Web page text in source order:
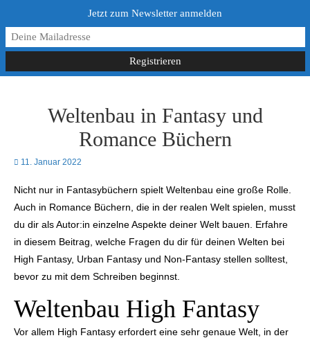
Weltenbau in Fantasy und
Romance Büchern
11. Januar 2022
Nicht nur in Fantasybüchern spielt Weltenbau eine große Rolle.
Auch in Romance Büchern, die in der realen Welt spielen, musst
du dir als Autor:in einzelne Aspekte deiner Welt bauen. Erfahre
in diesem Beitrag, welche Fragen du dir für deinen Welten bei
High Fantasy, Urban Fantasy und Non-Fantasy stellen solltest,
bevor zu mit dem Schreiben beginnst.
Weltenbau High Fantasy
Vor allem High Fantasy erfordert eine sehr genaue Welt, in der
Jetzt zum Newsletter anmelden